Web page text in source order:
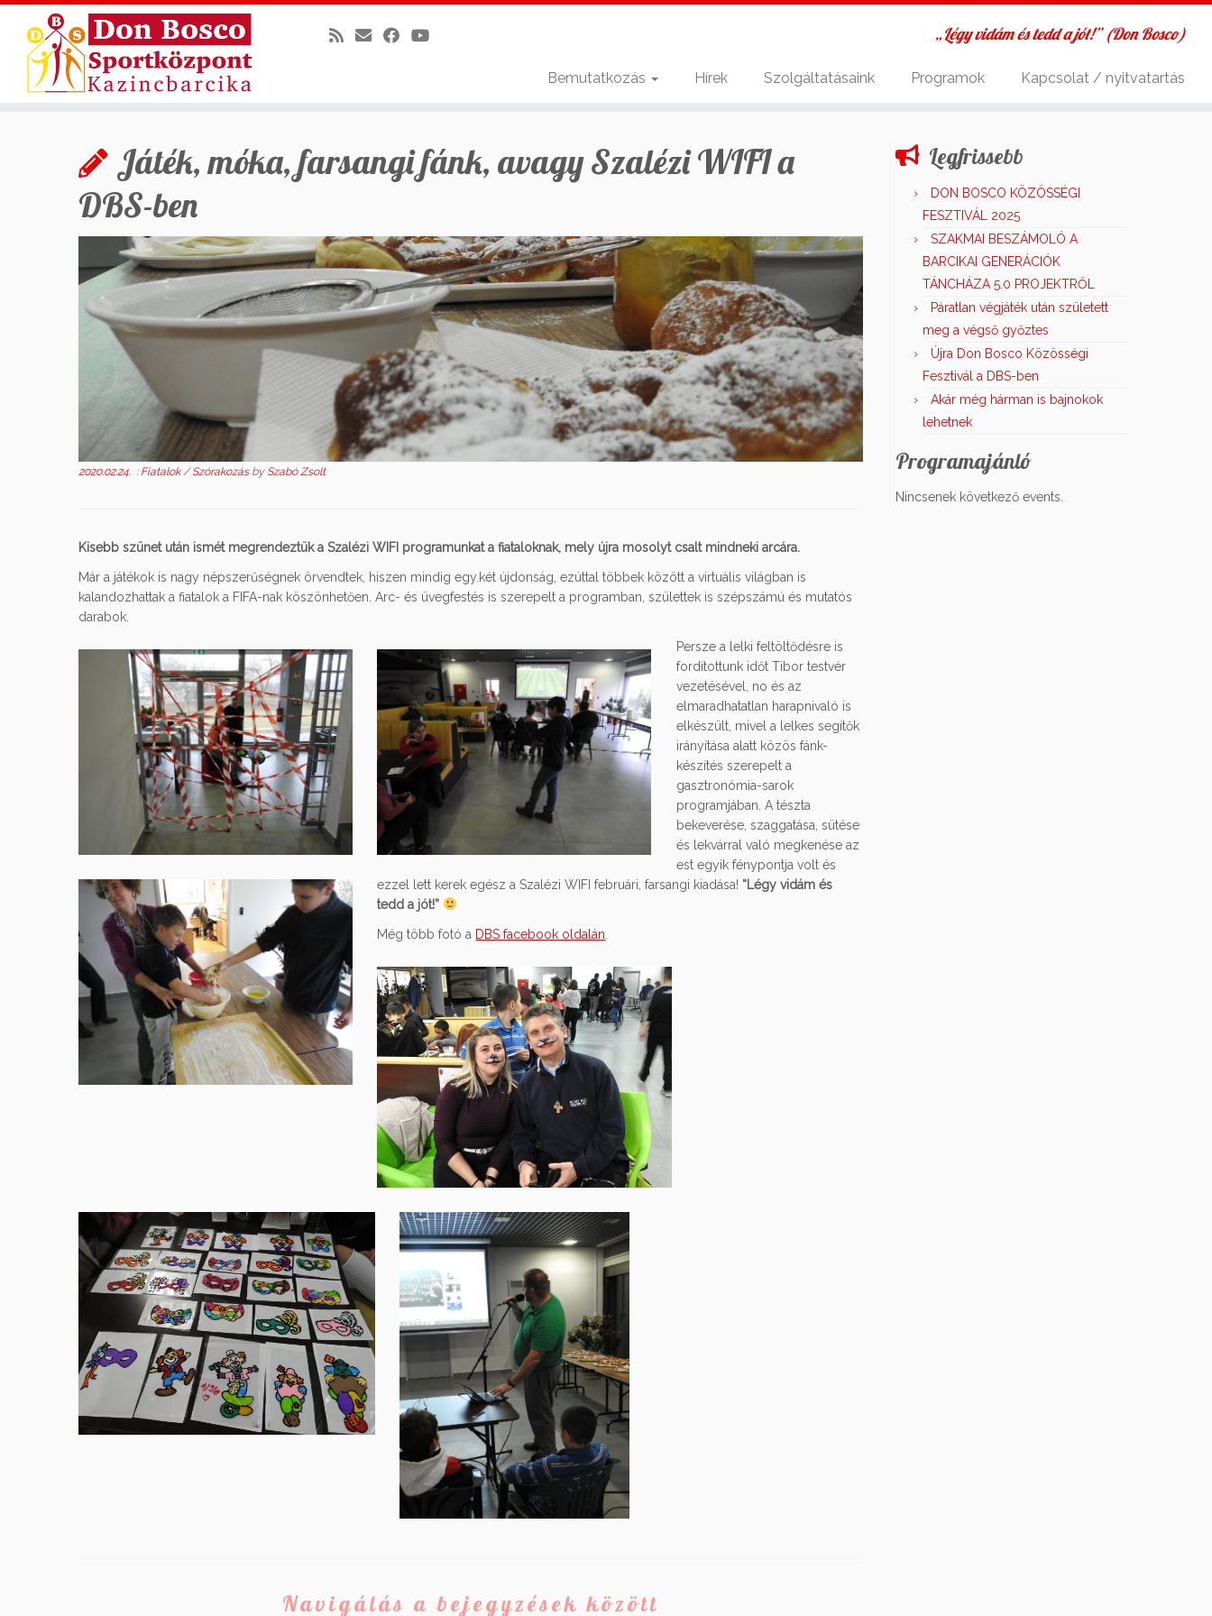
„Légy vidám és tedd a jót!” (Don Bosco)
Bemutatkozás Hírek Szolgáltatásaink Programok Kapcsolat / nyitvatartás
Játék, móka, farsangi fánk, avagy Szalézi WIFI a
DBS-ben
2020.02.24. : Fiatalok/Szórakozás by Szabó Zsolt
Kisebb szünet után ismét megrendeztük a Szalézi WIFI programunkat a fiataloknak, mely újra mosolyt csalt mindneki arcára.
Már a játékok is nagy népszerűségnek örvendtek, hiszen mindig egy.két újdonság, ezúttal többek között a virtuális világban is
kalandozhattak a fiatalok a FIFA-nak köszönhetően. Arc- és üvegfestés is szerepelt a programban, születtek is szépszámú és mutatós
darabok.
Persze a lelki feltöltődésre is
fordítottunk időt Tibor testvér
vezetésével, no és az
elmaradhatatlan harapnivaló is
elkészült, mivel a lelkes segítők
irányítása alatt közös fánk-
készítés szerepelt a
gasztronómia-sarok
programjában. A tészta
bekeverése, szaggatása, sütése
és lekvárral való megkenése az
est egyik fénypontja volt és
ezzel lett kerek egész a Szalézi WIFI februári, farsangi kiadása! “Légy vidám és
tedd a jót!”
Még több fotó a DBS facebook oldalán
Navigálás a bejegyzések között
Legfrissebb
DON BOSCO KÖZÖSSÉGI
FESZTIVÁL 2025
SZAKMAI BESZÁMOLÓ A
BARCIKAI GENERÁCIÓK
TÁNCHÁZA 5.0 PROJEKTRŐL
Páratlan végjáték után született
meg a végső győztes
Újra Don Bosco Közösségi
Fesztivál a DBS-ben
Akár még hárman is bajnokok
lehetnek
Programajánló
Nincsenek következő events.